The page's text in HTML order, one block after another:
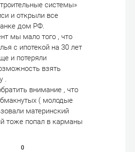
системы»
и открыли все
дом РФ.
мы мало того , что
с ипотекой на 30 лет
и потеряли
взять
.
внимание , что
( молодые
материнский
тоже попал в карманы
0